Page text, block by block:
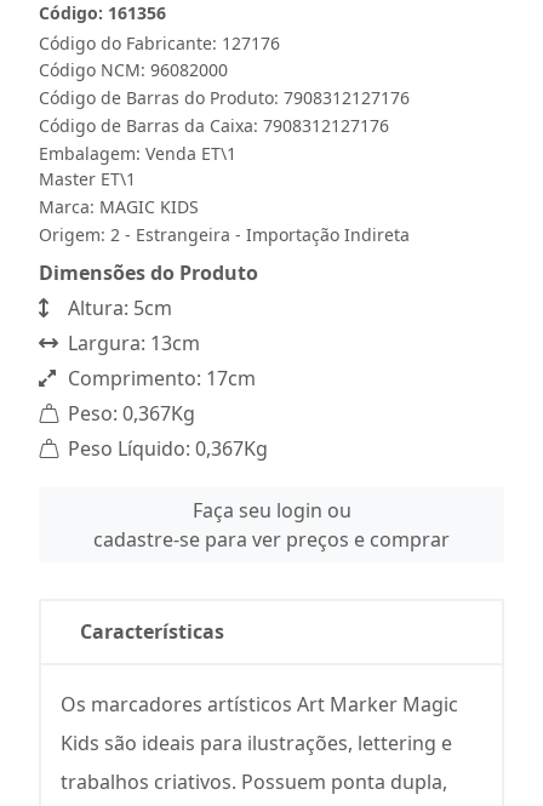
Código do Fabricante: 127176
Código: 161356
Código NCM: 96082000
Código de Barras do Produto: 7908312127176
Código de Barras da Caixa: 7908312127176
Embalagem: Venda ET\1
Master ET\1
Marca: MAGIC KIDS
Origem: 2 - Estrangeira - Importação Indireta
Dimensões do Produto
Altura: 5cm
Largura: 13cm
Comprimento: 17cm
Peso: 0,367Kg
Peso Líquido: 0,367Kg
Faça seu login ou
cadastre-se para ver preços e comprar
Características
Os marcadores artísticos Art Marker Magic
Kids são ideais para ilustrações, lettering e
trabalhos criativos. Possuem ponta dupla,